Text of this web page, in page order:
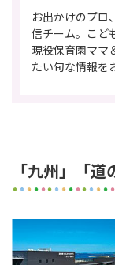
お出かけのプロ
信チーム。こど
現役保育園ママ
たい旬な情報を
「九州」「